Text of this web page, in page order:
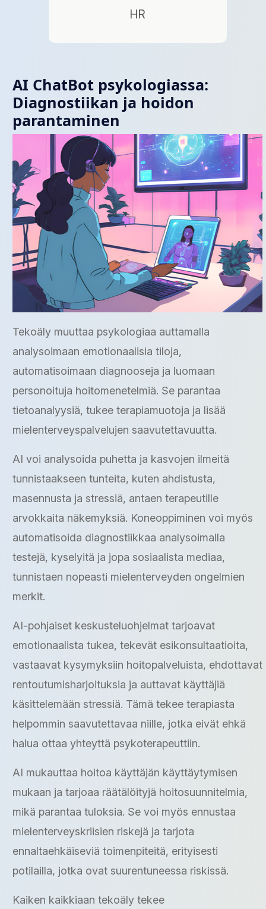
HR
AI ChatBot psykologiassa:
Diagnostiikan ja hoidon
parantaminen
Tekoäly muuttaa psykologiaa auttamalla
analysoimaan emotionaalisia tiloja,
automatisoimaan diagnooseja ja luomaan
personoituja hoitomenetelmiä. Se parantaa
tietoanalyysiä, tukee terapiamuotoja ja lisää
mielenterveyspalvelujen saavutettavuutta.
AI voi analysoida puhetta ja kasvojen ilmeitä
tunnistaakseen tunteita, kuten ahdistusta,
masennusta ja stressiä, antaen terapeutille
arvokkaita näkemyksiä. Koneoppiminen voi myös
automatisoida diagnostiikkaa analysoimalla
testejä, kyselyitä ja jopa sosiaalista mediaa,
tunnistaen nopeasti mielenterveyden ongelmien
merkit.
AI-pohjaiset keskusteluohjelmat tarjoavat
emotionaalista tukea, tekevät esikonsultaatioita,
vastaavat kysymyksiin hoitopalveluista, ehdottavat
rentoutumisharjoituksia ja auttavat käyttäjiä
käsittelemään stressiä. Tämä tekee terapiasta
helpommin saavutettavaa niille, jotka eivät ehkä
halua ottaa yhteyttä psykoterapeuttiin.
AI mukauttaa hoitoa käyttäjän käyttäytymisen
mukaan ja tarjoaa räätälöityjä hoitosuunnitelmia,
mikä parantaa tuloksia. Se voi myös ennustaa
mielenterveyskriisien riskejä ja tarjota
ennaltaehkäiseviä toimenpiteitä, erityisesti
potilailla, jotka ovat suurentuneessa riskissä.
Kaiken kaikkiaan tekoäly tekee